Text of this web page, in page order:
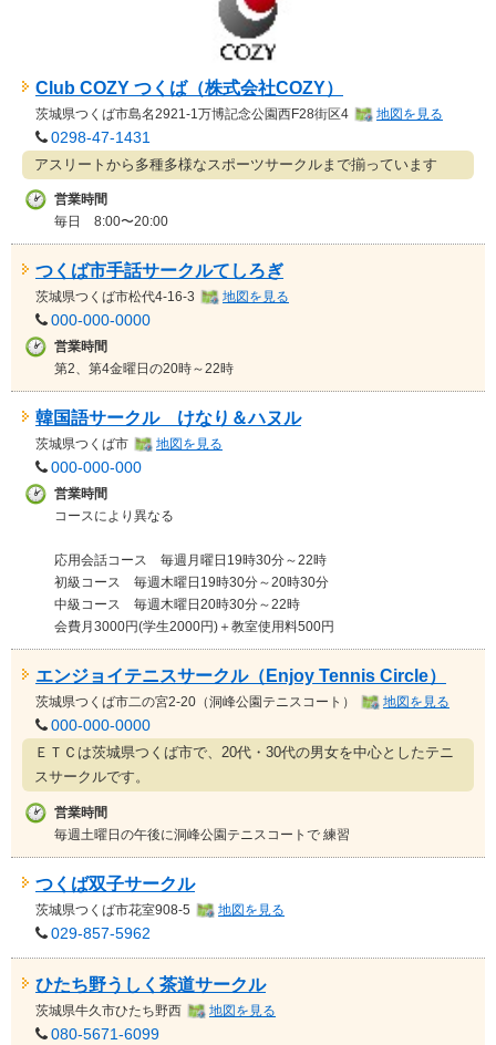
Club COZY つくば（株式会社COZY）
茨城県つくば市島名2921-1万博記念公園西F28街区4 地図を見る
0298-47-1431
アスリートから多種多様なスポーツサークルまで揃っています
営業時間
毎日 8:00〜20:00
つくば市手話サークルてしろぎ
茨城県つくば市松代4-16-3 地図を見る
000-000-0000
営業時間
第2、第4金曜日の20時～22時
韓国語サークル けなり＆ハヌル
茨城県つくば市 地図を見る
000-000-000
営業時間
コースにより異なる
応用会話コース 毎週月曜日19時30分～22時
初級コース 毎週木曜日19時30分～20時30分
中級コース 毎週木曜日20時30分～22時
会費月3000円(学生2000円)＋教室使用料500円
エンジョイテニスサークル（Enjoy Tennis Circle）
茨城県つくば市二の宮2-20（洞峰公園テニスコート） 地図を見る
000-000-0000
ＥＴＣは茨城県つくば市で、20代・30代の男女を中心としたテニ
スサークルです。
営業時間
毎週土曜日の午後に洞峰公園テニスコートで 練習
つくば双子サークル
茨城県つくば市花室908-5 地図を見る
029-857-5962
ひたち野うしく茶道サークル
茨城県牛久市ひたち野西 地図を見る
080-5671-6099